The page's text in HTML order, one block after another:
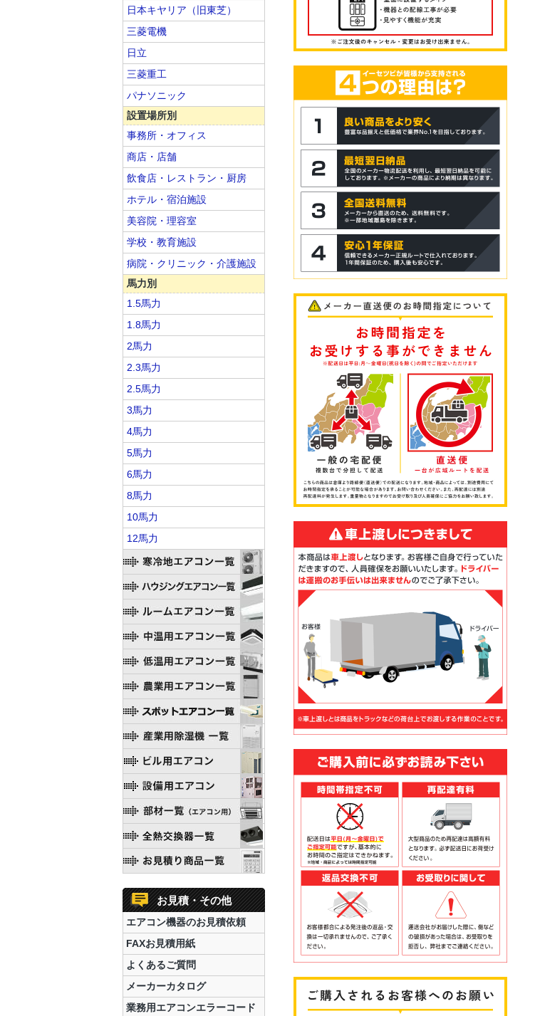
日本キヤリア（旧東芝）
三菱電機
日立
三菱重工
パナソニック
設置場所別
事務所・オフィス
商店・店舗
飲食店・レストラン・厨房
ホテル・宿泊施設
美容院・理容室
学校・教育施設
病院・クリニック・介護施設
馬力別
1.5馬力
1.8馬力
2馬力
2.3馬力
2.5馬力
3馬力
4馬力
5馬力
6馬力
8馬力
10馬力
12馬力
お見積・その他
エアコン機器のお見積依頼
FAXお見積用紙
よくあるご質問
メーカーカタログ
業務用エアコンエラーコード